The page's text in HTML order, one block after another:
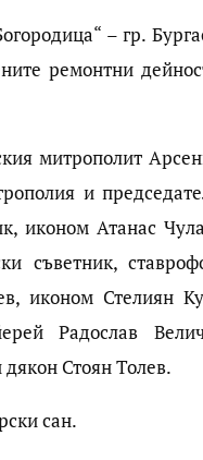
– гр.
ремонтни
митрополит
и
иконом Атанас
съветник,
иконом Стелиян
Радослав
Стоян Толев.
сан.